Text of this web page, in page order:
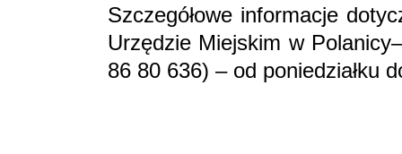
Szczegółowe informacje
Urzędzie Miejskim w
86 80 636) – od poniedziałku